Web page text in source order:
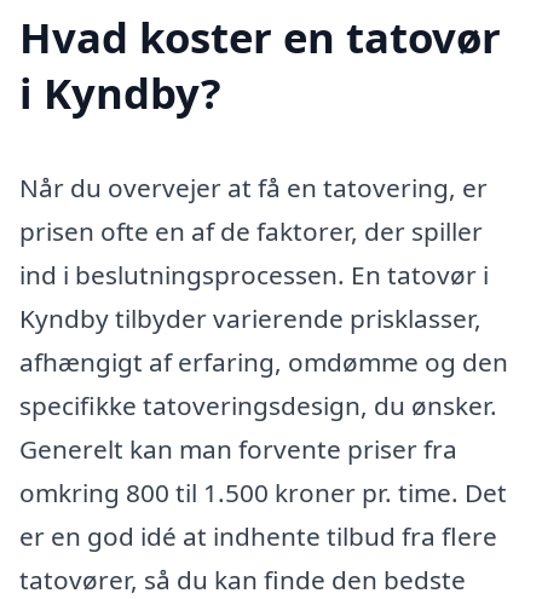
Hvad koster en tatovør
i Kyndby?
Når du overvejer at få en tatovering, er
prisen ofte en af de faktorer, der spiller
ind i beslutningsprocessen. En tatovør i
Kyndby tilbyder varierende prisklasser,
afhængigt af erfaring, omdømme og den
specifikke tatoveringsdesign, du ønsker.
Generelt kan man forvente priser fra
omkring 800 til 1.500 kroner pr. time. Det
er en god idé at indhente tilbud fra flere
tatovører, så du kan finde den bedste